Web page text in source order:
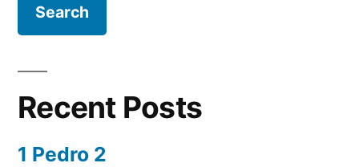
Recent Posts
1 Pedro 2